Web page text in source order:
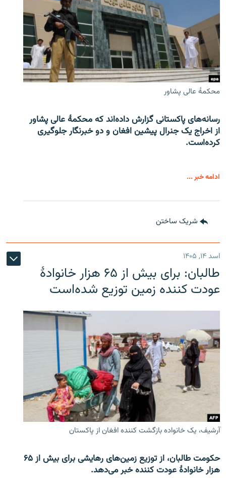
محکمۀ عالی پشاور
رسانه‌های پاکستانی گزارش داده‌اند که محکمۀ عالی پشاور
از اخراج یک جنرال پیشین افغان و دو خبرنگار جلوگیری
کرده‌است.
ادامه خبر ...
شریک ساختن
اسد ۱۴, ۱۴۰۵
طالبان: برای بیش از ۶۵ هزار خانوادۀ
عودت کننده زمین توزیع شده‌است
آرشیف، یک خانواده بازگشت کننده افغان از پاکستان
حکومت طالبان، از توزیع زمین‌های رهایشی برای بیش از ۶۵
هزار خانوادۀ عودت کننده خبر می‌دهد.